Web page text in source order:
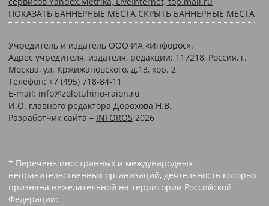
ПОКАЗАТЬ БАННЕРНЫЕ МЕСТА СКРЫТЬ БАННЕРНЫЕ МЕСТА
Учредитель и издатель ООО ИА «Инфорос».
Адрес учредителя, издателя, редакции: 117218, Россия, г.
Москва, ул. Кржижановского, д.13, кор. 2
Телефон: +7 (495) 718-84-11
E-mail: info@zolotuhino-raion.ru
И.О. главного редактора Дорохова Н.В.
Разработчик сайта – INFOROS 2026
* Перечень иностранных и международных
неправительственных организаций, деятельность которых
признана нежелательной на территории Российской
Федерации: